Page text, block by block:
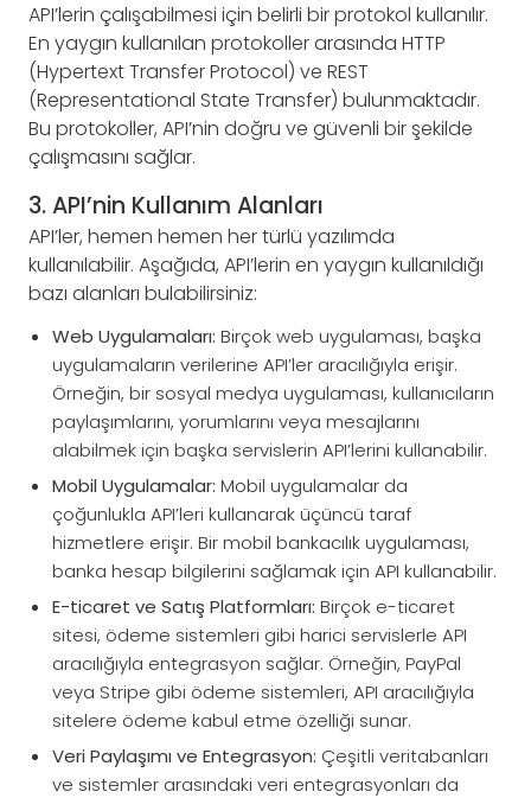
API’lerin çalışabilmesi için belirli bir protokol kullanılır.
En yaygın kullanılan protokoller arasında HTTP
(Hypertext Transfer Protocol) ve REST
(Representational State Transfer) bulunmaktadır.
Bu protokoller, API’nin doğru ve güvenli bir şekilde
çalışmasını sağlar.
3. API’nin Kullanım Alanları
API’ler, hemen hemen her türlü yazılımda
kullanılabilir. Aşağıda, API’lerin en yaygın kullanıldığı
bazı alanları bulabilirsiniz:
Web Uygulamaları: Birçok web uygulaması, başka
uygulamaların verilerine API’ler aracılığıyla erişir.
Örneğin, bir sosyal medya uygulaması, kullanıcıların
paylaşımlarını, yorumlarını veya mesajlarını
alabilmek için başka servislerin API’lerini kullanabilir.
Mobil Uygulamalar: Mobil uygulamalar da
çoğunlukla API’leri kullanarak üçüncü taraf
hizmetlere erişir. Bir mobil bankacılık uygulaması,
banka hesap bilgilerini sağlamak için API kullanabilir.
E-ticaret ve Satış Platformları: Birçok e-ticaret
sitesi, ödeme sistemleri gibi harici servislerle API
aracılığıyla entegrasyon sağlar. Örneğin, PayPal
veya Stripe gibi ödeme sistemleri, API aracılığıyla
sitelere ödeme kabul etme özelliği sunar.
Veri Paylaşımı ve Entegrasyon: Çeşitli veritabanları
ve sistemler arasındaki veri entegrasyonları da